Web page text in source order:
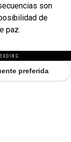
son
de
paz.
preferida